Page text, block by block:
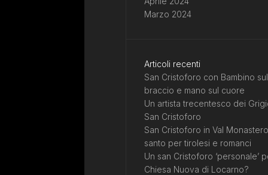
Marzo 2024
Articoli recenti
San Cristoforo con Bambino sul
braccio e mano sul cuore
Un artista trecentesco dei
San Cristoforo
San Cristoforo in Val
santo per tirolesi e romanci
Un san Cristoforo ‘personale’
Chiesa Nuova di Locarno?